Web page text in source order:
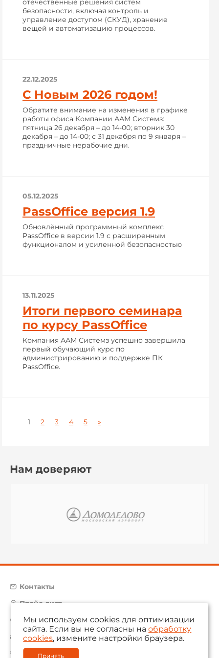
отечественные решения систем
безопасности, включая контроль и
управление доступом (СКУД), хранение
вещей и автоматизацию процессов.
22.12.2025
С Новым 2026 годом!
Обратите внимание на изменения в графике
работы офиса Компании ААМ Системз:
пятница 26 декабря – до 14-00; вторник 30
декабря – до 14-00; с 31 декабря по 9 января –
праздничные нерабочие дни.
05.12.2025
PassOffice версия 1.9
Обновлённый программный комплекс
PassOffice в версии 1.9 с расширенным
функционалом и усиленной безопасностью
13.11.2025
Итоги первого семинара
по курсу PassOffice
Компания ААМ Системз успешно завершила
первый обучающий курс по
администрированию и поддержке ПК
PassOffice.
1 2 3 4 5 »
Нам доверяют
Контакты
Прайс-лист
Карта сайта
aam@aamsystems.ru
© 2004 — 2026 «AAM Systems»
Мы используем cookies для оптимизации
сайта. Если вы не согласны наобработку
cookies, измените настройки браузера.
Принять